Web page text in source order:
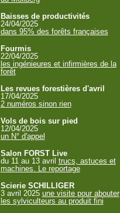
Baisses de productivités
24/04/2025
dans 95% des forêts françaises
Fourmis
22/04/2025
les ingénieures et infirmières de la
forêt
Les revues forestières d'avril
17/04/2025
2 numéros sinon rien
Vols de bois sur pied
12/04/2025
un N° d'appel
Salon FORST Live
du 11 au 13 avril trucs, astuces et
machines. Le reportage
Scierie SCHILLIGER
3 avril 2025 une visite pour abouter
les sylviculteurs au produit fini